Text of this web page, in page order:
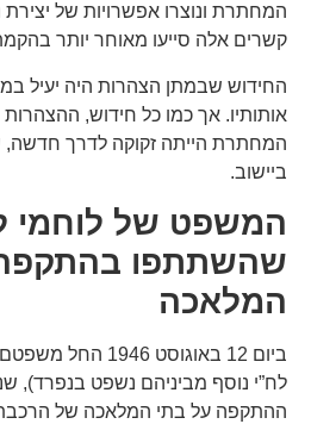
המחתרת ונוצרו אפשרויות של יצירת
קשרים אלה סייעו מאוחר יותר
החידוש שבמתן הצהרות היה יעיל
אותותיו. אך כמו כל חידוש,
המחתרת הייתה זקוקה לדרך חדשה,
ביישוב.
המשפט של לוחמי
שהשתתפו
המלאכה
לח”י נוסף מביניהם נשפט בנפרד),
ההתקפה על בתי המלאכה של